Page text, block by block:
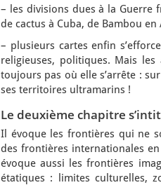
– les divisions dues à la
de cactus à Cuba, de Bambou
– plusieurs cartes enfin
religieuses, politiques. Mais
toujours pas où elle s’arrête :
ses territoires ultramarins !
Le deuxième chapitre
Il évoque les frontières qui ne
des frontières internationales
évoque aussi les frontières
étatiques : limites culturelles,